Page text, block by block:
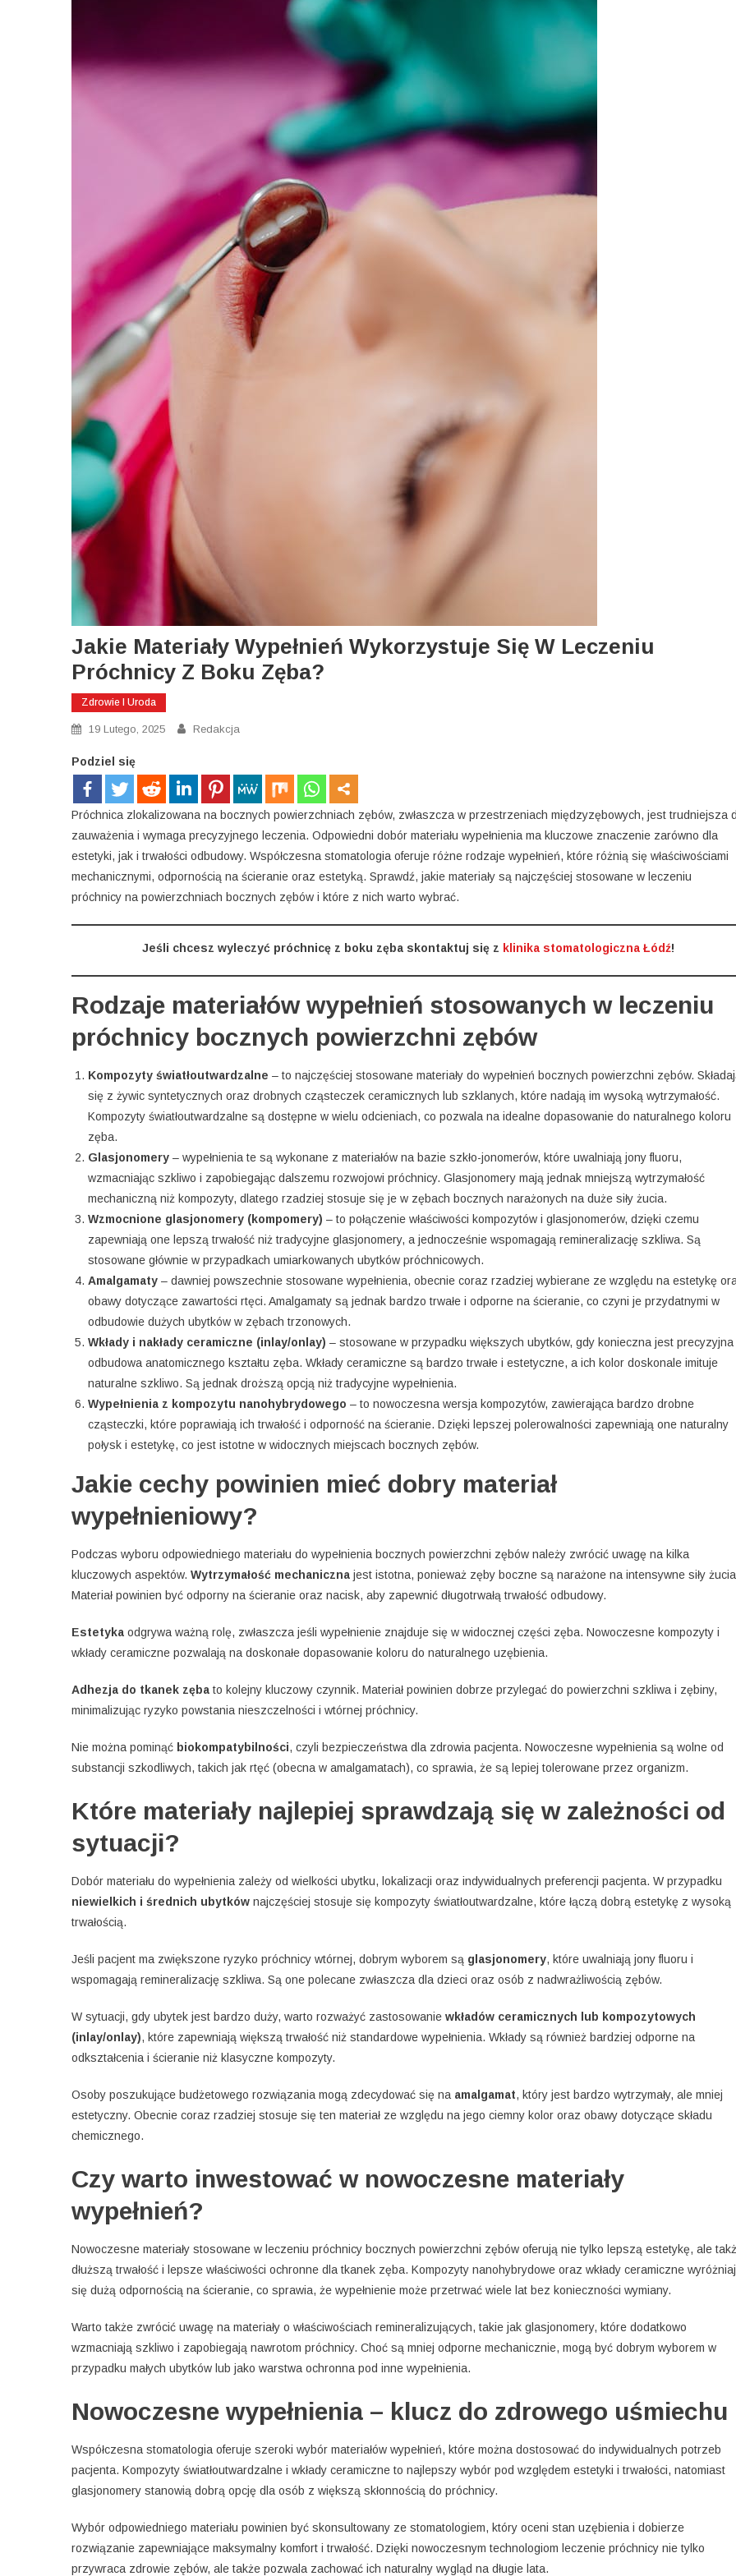
Jakie Materiały Wypełnień Wykorzystuje Się W Leczeniu
Próchnicy Z Boku Zęba?
Zdrowie I Uroda
19 Lutego, 2025 Redakcja
Podziel się
Próchnica zlokalizowana na bocznych powierzchniach zębów, zwłaszcza w przestrzeniach międzyzębowych, jest trudniejsza
zauważenia i wymaga precyzyjnego leczenia. Odpowiedni dobór materiału wypełnienia ma kluczowe znaczenie zarówno dla
estetyki, jak i trwałości odbudowy. Współczesna stomatologia oferuje różne rodzaje wypełnień, które różnią się właściwościami
mechanicznymi, odpornością na ścieranie oraz estetyką. Sprawdź, jakie materiały są najczęściej stosowane w leczeniu
próchnicy na powierzchniach bocznych zębów i które z nich warto wybrać.
Jeśli chcesz wyleczyć próchnicę z boku zęba skontaktuj się z klinika stomatologiczna Łódź!
Rodzaje materiałów wypełnień stosowanych w leczeniu
próchnicy bocznych powierzchni zębów
Kompozyty światłoutwardzalne – to najczęściej stosowane materiały do wypełnień bocznych powierzchni zębów.
się z żywic syntetycznych oraz drobnych cząsteczek ceramicznych lub szklanych, które nadają im wysoką wytrzymałość.
Kompozyty światłoutwardzalne są dostępne w wielu odcieniach, co pozwala na idealne dopasowanie do naturalnego koloru
zęba.
Glasjonomery – wypełnienia te są wykonane z materiałów na bazie szkło-jonomerów, które uwalniają jony fluoru,
wzmacniając szkliwo i zapobiegając dalszemu rozwojowi próchnicy. Glasjonomery mają jednak mniejszą wytrzymałość
mechaniczną niż kompozyty, dlatego rzadziej stosuje się je w zębach bocznych narażonych na duże siły żucia.
Wzmocnione glasjonomery (kompomery) – to połączenie właściwości kompozytów i glasjonomerów, dzięki czemu
zapewniają one lepszą trwałość niż tradycyjne glasjonomery, a jednocześnie wspomagają remineralizację szkliwa. Są
stosowane głównie w przypadkach umiarkowanych ubytków próchnicowych.
Amalgamaty – dawniej powszechnie stosowane wypełnienia, obecnie coraz rzadziej wybierane ze względu na estetykę
obawy dotyczące zawartości rtęci. Amalgamaty są jednak bardzo trwałe i odporne na ścieranie, co czyni je przydatnymi w
odbudowie dużych ubytków w zębach trzonowych.
Wkłady i nakłady ceramiczne (inlay/onlay) – stosowane w przypadku większych ubytków, gdy konieczna jest precyzyjna
odbudowa anatomicznego kształtu zęba. Wkłady ceramiczne są bardzo trwałe i estetyczne, a ich kolor doskonale imituje
naturalne szkliwo. Są jednak droższą opcją niż tradycyjne wypełnienia.
Wypełnienia z kompozytu nanohybrydowego – to nowoczesna wersja kompozytów, zawierająca bardzo drobne
cząsteczki, które poprawiają ich trwałość i odporność na ścieranie. Dzięki lepszej polerowalności zapewniają one naturalny
połysk i estetykę, co jest istotne w widocznych miejscach bocznych zębów.
Jakie cechy powinien mieć dobry materiał
wypełnieniowy?
Podczas wyboru odpowiedniego materiału do wypełnienia bocznych powierzchni zębów należy zwrócić uwagę na kilka
kluczowych aspektów. Wytrzymałość mechaniczna jest istotna, ponieważ zęby boczne są narażone na intensywne siły
Materiał powinien być odporny na ścieranie oraz nacisk, aby zapewnić długotrwałą trwałość odbudowy.
Estetyka odgrywa ważną rolę, zwłaszcza jeśli wypełnienie znajduje się w widocznej części zęba. Nowoczesne kompozyty i
wkłady ceramiczne pozwalają na doskonałe dopasowanie koloru do naturalnego uzębienia.
Adhezja do tkanek zęba to kolejny kluczowy czynnik. Materiał powinien dobrze przylegać do powierzchni szkliwa i zębiny,
minimalizując ryzyko powstania nieszczelności i wtórnej próchnicy.
Nie można pominąć biokompatybilności, czyli bezpieczeństwa dla zdrowia pacjenta. Nowoczesne wypełnienia są wolne od
substancji szkodliwych, takich jak rtęć (obecna w amalgamatach), co sprawia, że są lepiej tolerowane przez organizm.
Które materiały najlepiej sprawdzają się w zależności od
sytuacji?
Dobór materiału do wypełnienia zależy od wielkości ubytku, lokalizacji oraz indywidualnych preferencji pacjenta. W przypadku
niewielkich i średnich ubytków najczęściej stosuje się kompozyty światłoutwardzalne, które łączą dobrą estetykę z wysoką
trwałością.
Jeśli pacjent ma zwiększone ryzyko próchnicy wtórnej, dobrym wyborem są glasjonomery, które uwalniają jony fluoru i
wspomagają remineralizację szkliwa. Są one polecane zwłaszcza dla dzieci oraz osób z nadwrażliwością zębów.
W sytuacji, gdy ubytek jest bardzo duży, warto rozważyć zastosowanie wkładów ceramicznych lub kompozytowych
(inlay/onlay), które zapewniają większą trwałość niż standardowe wypełnienia. Wkłady są również bardziej odporne na
odkształcenia i ścieranie niż klasyczne kompozyty.
Osoby poszukujące budżetowego rozwiązania mogą zdecydować się na amalgamat, który jest bardzo wytrzymały, ale mniej
estetyczny. Obecnie coraz rzadziej stosuje się ten materiał ze względu na jego ciemny kolor oraz obawy dotyczące składu
chemicznego.
Czy warto inwestować w nowoczesne materiały
wypełnień?
Nowoczesne materiały stosowane w leczeniu próchnicy bocznych powierzchni zębów oferują nie tylko lepszą estetykę, ale
dłuższą trwałość i lepsze właściwości ochronne dla tkanek zęba. Kompozyty nanohybrydowe oraz wkłady ceramiczne
się dużą odpornością na ścieranie, co sprawia, że wypełnienie może przetrwać wiele lat bez konieczności wymiany.
Warto także zwrócić uwagę na materiały o właściwościach remineralizujących, takie jak glasjonomery, które dodatkowo
wzmacniają szkliwo i zapobiegają nawrotom próchnicy. Choć są mniej odporne mechanicznie, mogą być dobrym wyborem w
przypadku małych ubytków lub jako warstwa ochronna pod inne wypełnienia.
Nowoczesne wypełnienia – klucz do zdrowego uśmiechu
Współczesna stomatologia oferuje szeroki wybór materiałów wypełnień, które można dostosować do indywidualnych potrzeb
pacjenta. Kompozyty światłoutwardzalne i wkłady ceramiczne to najlepszy wybór pod względem estetyki i trwałości, natomiast
glasjonomery stanowią dobrą opcję dla osób z większą skłonnością do próchnicy.
Wybór odpowiedniego materiału powinien być skonsultowany ze stomatologiem, który oceni stan uzębienia i dobierze
rozwiązanie zapewniające maksymalny komfort i trwałość. Dzięki nowoczesnym technologiom leczenie próchnicy nie tylko
przywraca zdrowie zębów, ale także pozwala zachować ich naturalny wygląd na długie lata.